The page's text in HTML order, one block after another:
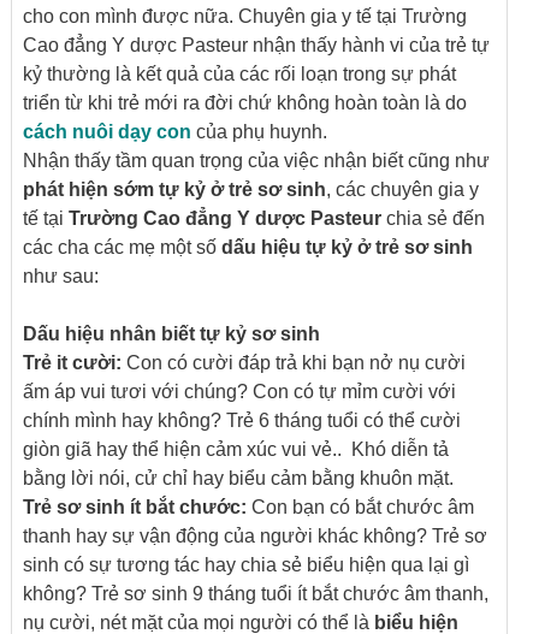
cho con mình được nữa. Chuyên gia y tế tại Trường
Cao đẳng Y dược Pasteur nhận thấy hành vi của trẻ tự
kỷ thường là kết quả của các rối loạn trong sự phát
triển từ khi trẻ mới ra đời chứ không hoàn toàn là do
cách nuôi dạy con của phụ huynh.
Nhận thấy tầm quan trọng của việc nhận biết cũng như
phát hiện sớm tự kỷ ở trẻ sơ sinh, các chuyên gia y
tế tạiTrường Cao đẳng Y dược Pasteurchia sẻ đến
các cha các mẹ một số dấu hiệu tự kỷ ở trẻ sơ sinh
như sau:
Dấu hiệu nhân biết tự kỷ sơ sinh
Trẻ it cười: Con có cười đáp trả khi bạn nở nụ cười
ấm áp vui tươi với chúng? Con có tự mỉm cười với
chính mình hay không? Trẻ 6 tháng tuổi có thể cười
giòn giã hay thể hiện cảm xúc vui vẻ.. Khó diễn tả
bằng lời nói, cử chỉ hay biểu cảm bằng khuôn mặt.
Trẻ sơ sinh ít bắt chước: Con bạn có bắt chước âm
thanh hay sự vận động của người khác không? Trẻ sơ
sinh có sự tương tác hay chia sẻ biểu hiện qua lại gì
không? Trẻ sơ sinh 9 tháng tuổi ít bắt chước âm thanh,
nụ cười, nét mặt của mọi người có thể là biểu hiện